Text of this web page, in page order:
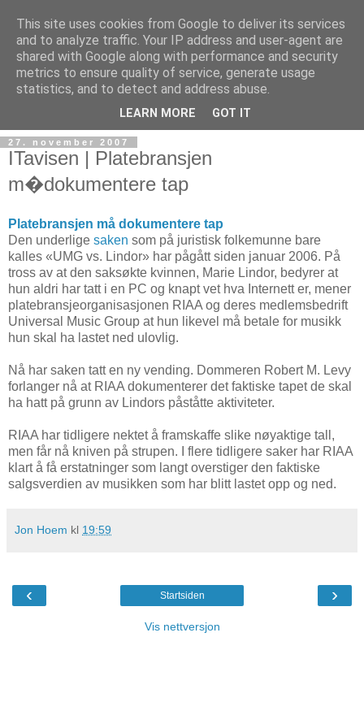
Teknologinyheter
27. november 2007
ITavisen | Platebransjen
m�dokumentere tap
Platebransjen må dokumentere tap
Den underlige saken som på juristisk folkemunne bare
kalles «UMG vs. Lindor» har pågått siden januar 2006. På
tross av at den saksøkte kvinnen, Marie Lindor, bedyrer at
hun aldri har tatt i en PC og knapt vet hva Internett er, mener
platebransjeorganisasjonen RIAA og deres medlemsbedrift
Universal Music Group at hun likevel må betale for musikk
hun skal ha lastet ned ulovlig.
Nå har saken tatt en ny vending. Dommeren Robert M. Levy
forlanger nå at RIAA dokumenterer det faktiske tapet de skal
ha hatt på grunn av Lindors påståtte aktiviteter.
RIAA har tidligere nektet å framskaffe slike nøyaktige tall,
men får nå kniven på strupen. I flere tidligere saker har RIAA
klart å få erstatninger som langt overstiger den faktiske
salgsverdien av musikken som har blitt lastet opp og ned.
Jon Hoem kl 19:59
‹ ›
Startsiden
Vis nettversjon
This site uses cookies from Google to deliver its services
and to analyze traffic. Your IP address and user-agent are
shared with Google along with performance and security
metrics to ensure quality of service, generate usage
statistics, and to detect and address abuse.
LEARN MORE GOT IT